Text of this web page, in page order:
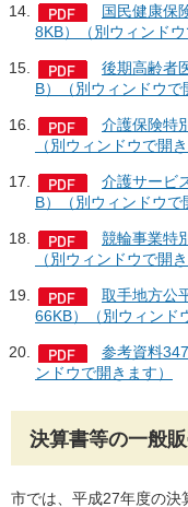
国民健康保
8KB）（別ウィンドウ
後期高齢者
B）（別ウィンドウで
介護保険特
（別ウィンドウで開き
介護サービ
B）（別ウィンドウで
競輪事業特
（別ウィンドウで開き
取手地方公
66KB）（別ウィンド
参考資料
ンドウで開きます）
決算書等の一般
市では、平成27年度の決